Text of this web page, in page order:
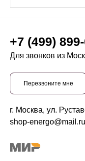
+7 (499)
Для звонков из
Перезвоните мне
г. Москва, ул.
shop-energo@mail.ru